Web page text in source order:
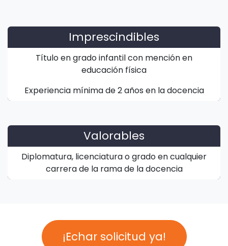
Imprescindibles
Título en grado infantil con mención en
educación física
Experiencia mínima de 2 años en la docencia
Valorables
Diplomatura, licenciatura o grado en cualquier
carrera de la rama de la docencia
¡Echar solicitud ya!